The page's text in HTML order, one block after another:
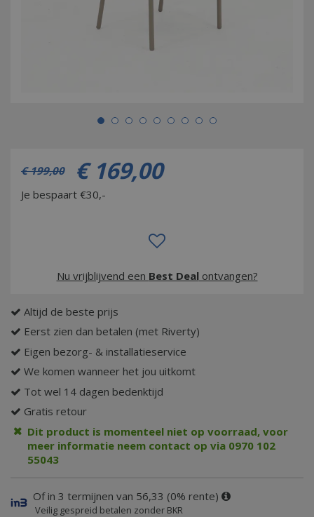
€ 199,00 € 169,00
Je bespaart €30,-
Nu vrijblijvend een Best Dealontvangen?
Altijd de beste prijs
Eerst zien dan betalen (met Riverty)
Eigen bezorg- & installatieservice
We komen wanneer het jou uitkomt
Tot wel 14 dagen bedenktijd
Gratis retour
Dit product is momenteel niet op voorraad, voor
meer informatie neem contact op via 0970 102
55043
Of in 3 termijnen van 56,33 (0% rente)
Veilig gespreid betalen zonder BKR